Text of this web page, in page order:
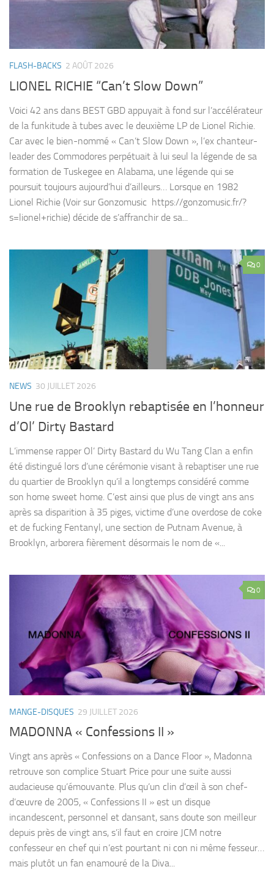
FLASH-BACKS 2 AOÛT 2026
LIONEL RICHIE “Can’t Slow Down”
Voici 42 ans dans BEST GBD appuyait à fond sur l’accélérateur
de la funkitude à tubes avec le deuxième LP de Lionel Richie.
Car avec le bien-nommé « Can’t Slow Down », l’ex chanteur-
leader des Commodores perpétuait à lui seul la légende de sa
formation de Tuskegee en Alabama, une légende qui se
poursuit toujours aujourd’hui d’ailleurs… Lorsque en 1982
Lionel Richie (Voir sur Gonzomusic https://gonzomusic.fr/?
s=lionel+richie) décide de s’affranchir de sa...
0
NEWS 30 JUILLET 2026
Une rue de Brooklyn rebaptisée en l’honneur
d’Ol’ Dirty Bastard
L’immense rapper Ol’ Dirty Bastard du Wu Tang Clan a enfin
été distingué lors d’une cérémonie visant à rebaptiser une rue
du quartier de Brooklyn qu’il a longtemps considéré comme
son home sweet home. C’est ainsi que plus de vingt ans ans
après sa disparition à 35 piges, victime d’une overdose de coke
et de fucking Fentanyl, une section de Putnam Avenue, à
Brooklyn, arborera fièrement désormais le nom de «...
0
MANGE-DISQUES 29 JUILLET 2026
MADONNA « Confessions II »
Vingt ans après « Confessions on a Dance Floor », Madonna
retrouve son complice Stuart Price pour une suite aussi
audacieuse qu’émouvante. Plus qu’un clin d’œil à son chef-
d’œuvre de 2005, « Confessions II » est un disque
incandescent, personnel et dansant, sans doute son meilleur
depuis près de vingt ans, s’il faut en croire JCM notre
confesseur en chef qui n’est pourtant ni con ni même fesseur…
mais plutôt un fan enamouré de la Diva...